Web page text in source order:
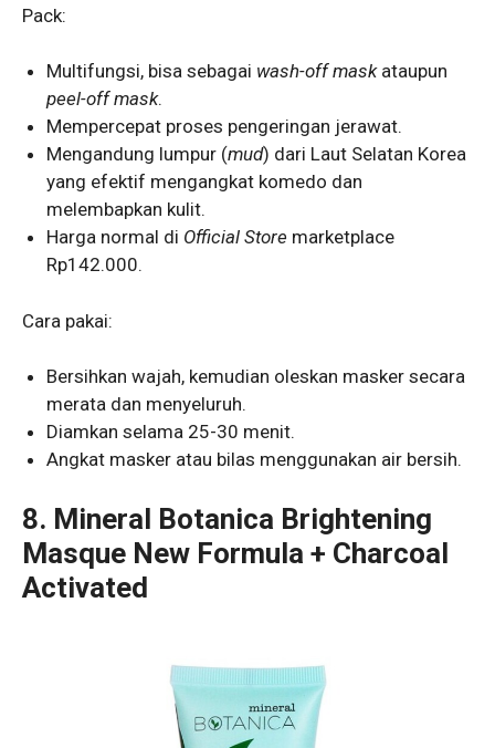
Pack:
Multifungsi, bisa sebagai wash-off maskataupun
peel-off mask.
Mempercepat proses pengeringan jerawat.
Mengandung lumpur (mud) dari Laut Selatan Korea
yang efektif mengangkat komedo dan
melembapkan kulit.
Harga normal di Official Store marketplace
Rp142.000.
Cara pakai:
Bersihkan wajah, kemudian oleskan masker secara
merata dan menyeluruh.
Diamkan selama 25-30 menit.
Angkat masker atau bilas menggunakan air bersih.
8. Mineral Botanica Brightening
Masque New Formula + Charcoal
Activated